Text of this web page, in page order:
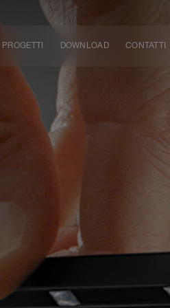
PROGETTI DOWNLOAD CONTATTI